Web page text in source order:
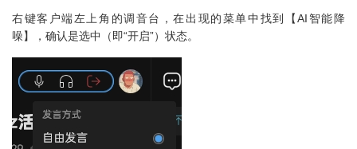
右键客户端左上角的调音台，在出现的菜单中找到【AI智能降
噪】，确认是选中（即“开启”）状态。